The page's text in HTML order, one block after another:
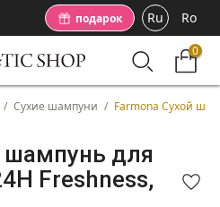
подарок Ru Ro
0
/ Сухие шампуни / Farmona Cухой
шампунь для
Freshness,